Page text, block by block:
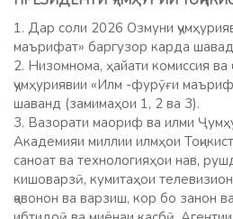
1. Дар соли 2026 Озмуни
маърифат» баргузор карда
2. Низомнома, ҳайати комиссия ва
ҷумҳуриявии «Илм -фурӯғи
шаванд (замимаҳои 1, 2 ва 3).
3. Вазорати маориф ва илми
Академияи миллии илмҳои
саноат ва технологияҳои нав,
кишоварзӣ, кумитаҳои
ҷавонон ва варзиш, кор бо занон